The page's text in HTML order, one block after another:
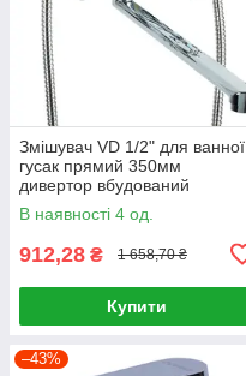
Змішувач VD 1/2" для ванної
гусак прямий 350мм
дивертор вбудований
шаровий Tau
В наявності 4 од.
912,28 ₴ 1 658,70 ₴
Купити
–43%